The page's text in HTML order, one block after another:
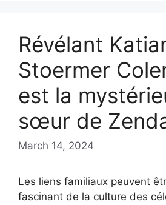
Révélant
Stoermer
est la
sœur de
March 14, 2024
Les liens familiaux peuvent
fascinant de la culture des